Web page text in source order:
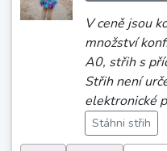
V ceně jsou
množství
A0, střih s
Střih není
elektronické
Stáhni střih